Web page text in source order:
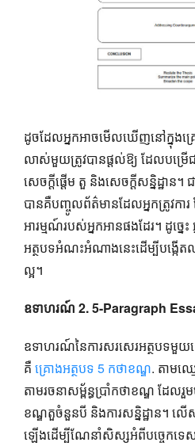
ដូចដែលអ្នកអាចមើលឃើញនៅក្នុងគ្រ
លាស់មួយត្រូវបានផ្តល់ឱ្យ ដែលបម្រើ
សេចក្តីផ្តើម តួ និងសេចក្តីសន្និដ្ឋាន។
បានគឺបញ្ចូលព័ត៌មានដែលអ្នកត្រូវក
អារម្មណ៍របស់អ្នកអានផងដែរ។ ដូច្ន
អត្ថបទ​អំណះអំណាង​នេះ​ដើម្បី​បង្កើត​
ល្អ។
ឧទាហរណ៍ 2. 5-Paragraph
ឧទាហរណ៍​នៃ​ការ​សរសេរ​អត្ថបទ​មួយ​
គឺ​ គ្រោងអត្ថបទ 5 កថាខណ្ឌ. តាម​ឈ្ម
តាម​រចនាសម្ព័ន្ធ​ប្រាំ​កថាខណ្ឌ ដែល​រួ
ខណ្ឌ​តួ​ចំនួន​បី និង​ការ​សន្និដ្ឋាន។ លើ
ឡើង​ដើម្បី​ណែនាំ​សិស្ស​អំពី​បច្ចេកទេ